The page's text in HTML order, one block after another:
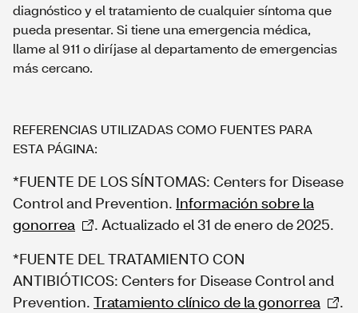
diagnóstico y el tratamiento de cualquier síntoma que
pueda presentar. Si tiene una emergencia médica,
llame al 911 o diríjase al departamento de emergencias
más cercano.
REFERENCIAS UTILIZADAS COMO FUENTES PARA
ESTA PÁGINA:
*FUENTE DE LOS SÍNTOMAS: Centers for Disease
Control and Prevention. Información sobre la
gonorrea
. Actualizado el 31 de enero de 2025.
*FUENTE DEL TRATAMIENTO CON
ANTIBIÓTICOS: Centers for Disease Control and
Prevention. Tratamiento clínico de la gonorrea
.